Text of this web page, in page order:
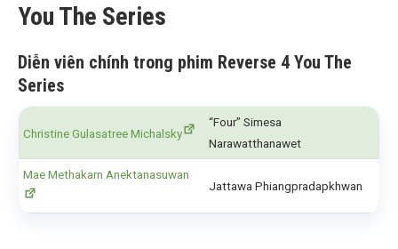
You The Series
Diễn viên chính trong phim Reverse 4 You The
Series
Christine Gulasatree Michalsky
“Four” Simesa
Narawatthanawet
Mae Methakarn Anektanasuwan
Jattawa Phiangpradapkhwan